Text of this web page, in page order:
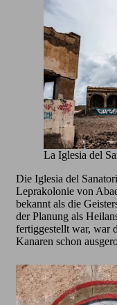
La Iglesia del
Die Iglesia del
Leprakolonie von
bekannt als die
der Planung als
fertiggestellt war, war
Kanaren schon